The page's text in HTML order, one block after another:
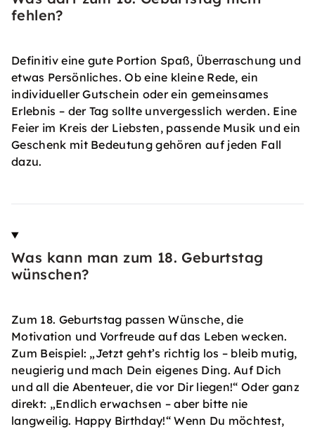
fehlen?
Definitiv eine gute Portion Spaß, Überraschung und
etwas Persönliches. Ob eine kleine Rede, ein
individueller Gutschein oder ein gemeinsames
Erlebnis – der Tag sollte unvergesslich werden. Eine
Feier im Kreis der Liebsten, passende Musik und ein
Geschenk mit Bedeutung gehören auf jeden Fall
dazu.
Was kann man zum 18. Geburtstag
wünschen?
Zum 18. Geburtstag passen Wünsche, die
Motivation und Vorfreude auf das Leben wecken.
Zum Beispiel: „Jetzt geht’s richtig los – bleib mutig,
neugierig und mach Dein eigenes Ding. Auf Dich
und all die Abenteuer, die vor Dir liegen!“ Oder ganz
direkt: „Endlich erwachsen – aber bitte nie
langweilig. Happy Birthday!“ Wenn Du möchtest,